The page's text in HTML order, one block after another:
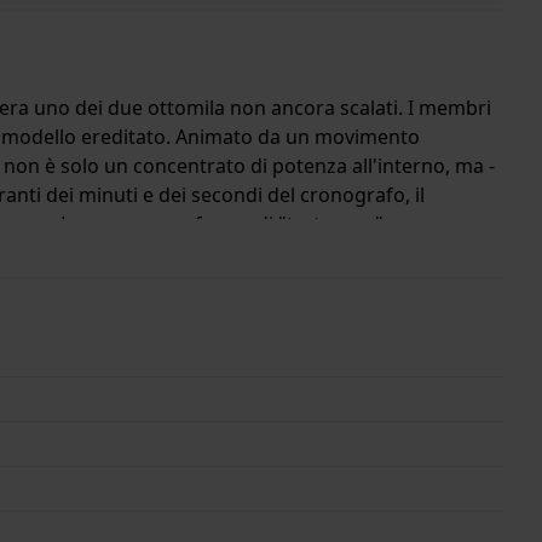
uno dei due ottomila non ancora scalati. I membri
ereditato. Animato da un movimento
è solo un concentrato di potenza all'interno, ma -
dei minuti e dei secondi del cronografo, il
La sua cassa a forma di "tartaruga" e